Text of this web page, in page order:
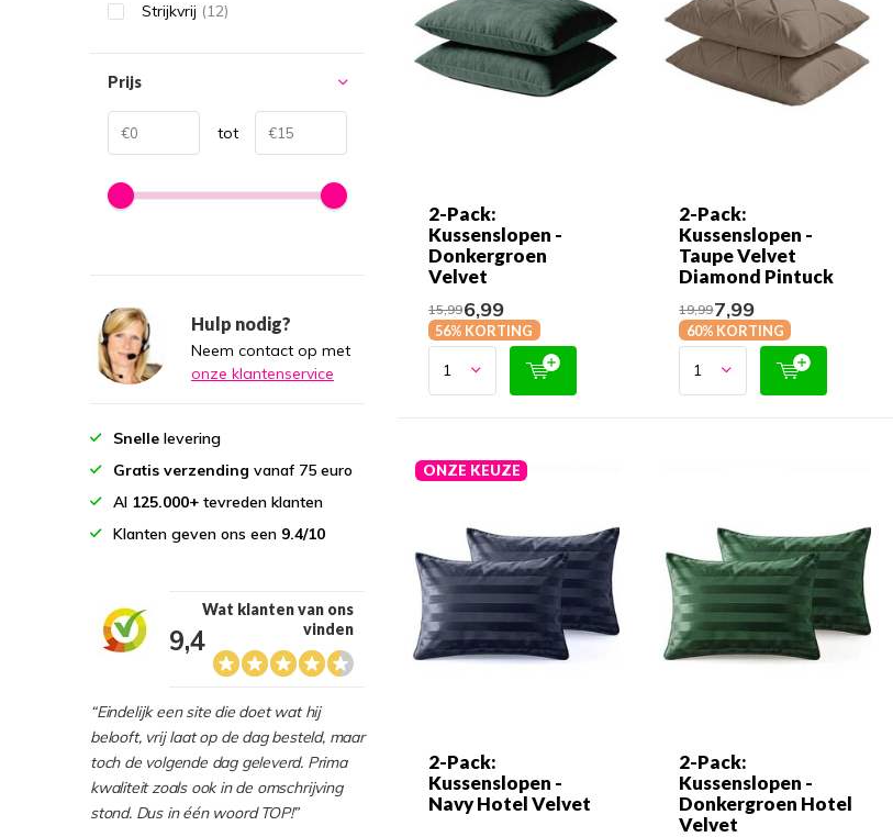
2-Pack:
Kussenslopen -
Donkergroen
Velvet
15,996,99
56% KORTING
2-Pack:
Kussenslopen -
Taupe Velvet
Diamond Pintuck
19,997,99
60% KORTING
2-Pack:
Kussenslopen -
Navy Hotel Velvet
ONZE KEUZE
2-Pack:
Kussenslopen -
Donkergroen Hotel
Velvet
Strijkvrij (12)
Prijs
tot
Hulp nodig?
Neem contact op met
onze klantenservice
Snelle levering
Gratis verzending vanaf 75 euro
Al 125.000+ tevreden klanten
Klanten geven ons een 9.4/10
9,4
Wat klanten van ons
vinden
“Eindelijk een site die doet wat hij
belooft, vrij laat op de dag besteld, maar
toch de volgende dag geleverd. Prima
kwaliteit zoals ook in de omschrijving
stond. Dus in één woord TOP!”